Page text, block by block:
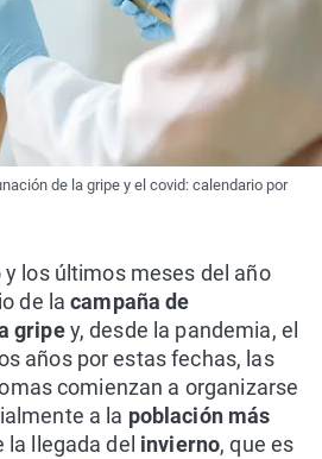
de la gripe y el covid: calendario por
los últimos meses del año
de lacampaña de
gripey, desde la pandemia, el
años por estas fechas, las
comienzan a organizarse
a la población más
la llegada del invierno, que es